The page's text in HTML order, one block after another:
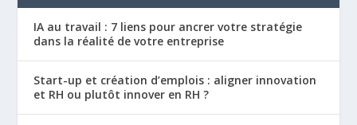
IA au travail : 7 liens pour ancrer votre stratégie
dans la réalité de votre entreprise
Start-up et création d’emplois : aligner innovation
et RH ou plutôt innover en RH ?